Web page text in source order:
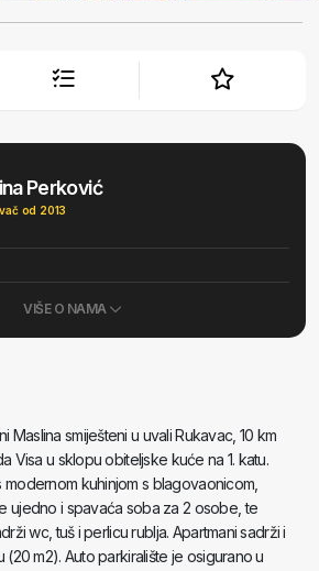
Perković
od 2013
VIŠE O NAMA
Maslina smiješteni u uvali Rukavac, 10 km
Visa u sklopu obiteljske kuće na 1. katu.
modernom kuhinjom s blagovaonicom,
ujedno i spavaća soba za 2 osobe, te
wc, tuš i perlicu rublja. Apartmani sadrži i
(20 m2). Auto parkiralište je osigurano u